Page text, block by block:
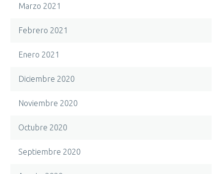
Marzo 2021
Febrero 2021
Enero 2021
Diciembre 2020
Noviembre 2020
Octubre 2020
Septiembre 2020